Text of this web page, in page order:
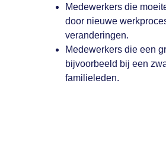
Medewerkers die
door nieuwe
veranderingen.
Medewerkers die een
bijvoorbeeld bij een
familieleden.